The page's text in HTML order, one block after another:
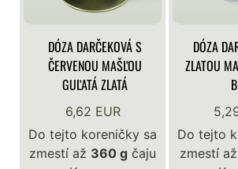
DÓZA DARČEKOVÁ S
ČERVENOU MAŠĽOU
GUĽATÁ ZLATÁ
6,62 EUR
Do tejto koreničky sa
zmestí až 360 g čaju
DÓZA
ZLATOU
Do tejto
zmestí až